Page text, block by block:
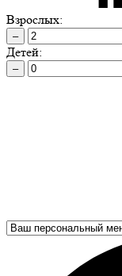
Взрослых:
–
Детей:
–